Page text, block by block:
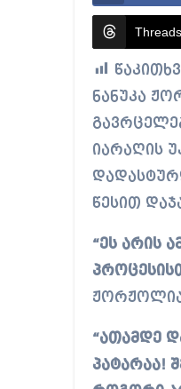
Threads
ნანუკა ჟორჟოლიანი “რუსთავი 2”-ს უჩივის. საკითხი ეხება კურიერის
იარაღის
წესით
“ეს არის
“ათამდე
პატარაა!